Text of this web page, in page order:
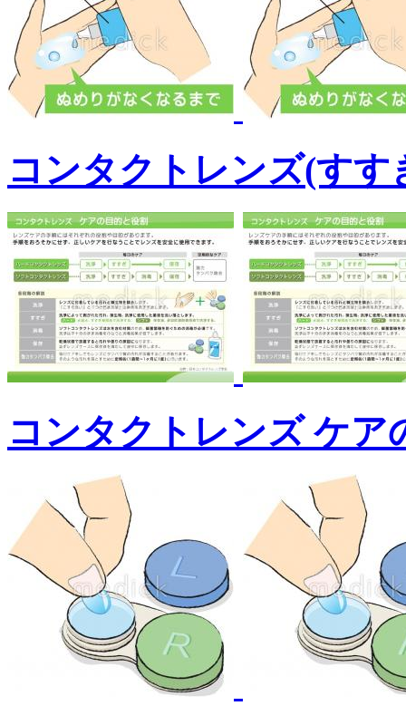
コンタクトレンズ(すす
コンタクトレンズ ケア